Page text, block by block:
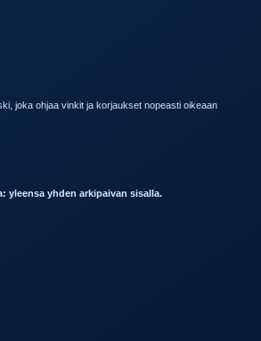
joka ohjaa vinkit ja korjaukset nopeasti oikeaan
yleensa yhden arkipaivan sisalla.